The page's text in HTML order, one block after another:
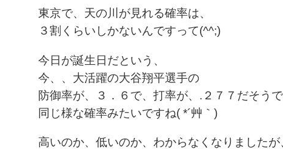
東京で、天の川が見れる確率は、
３割くらいしかないんですって(^^;)
今日が誕生日だという、
今、、大活躍の大谷翔平選手の
防御率が、３．６で、打率が、.２７７だそうで
同じ様な確率みたいですね( *´艸｀)
高いのか、低いのか、わからなくなりましたが